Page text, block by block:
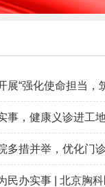
展“强化使命担当，
事，健康义诊进
多措并举，优化门
民办实事 | 北京胸